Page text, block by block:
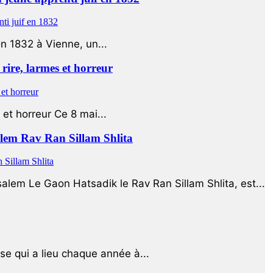
1832 à Vienne, un...
rire, larmes et horreur
horreur Ce 8 mai...
Rav Ran Sillam Shlita
Le Gaon Hatsadik le Rav Ran Sillam Shlita, est...
qui a lieu chaque année à...